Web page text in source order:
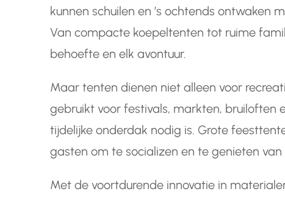
kunnen schuilen en ’s ochtends ontwaken
Van compacte koepeltenten tot ruime
behoefte en elk avontuur.
Maar tenten dienen niet alleen voor
gebruikt voor festivals, markten, bruiloften
tijdelijke onderdak nodig is. Grote
gasten om te socializen en te genieten
Met de voortdurende innovatie in